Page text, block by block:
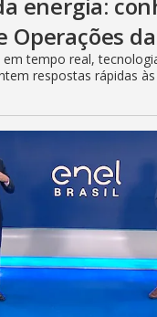
Operações
tempo real,
respostas rápidas